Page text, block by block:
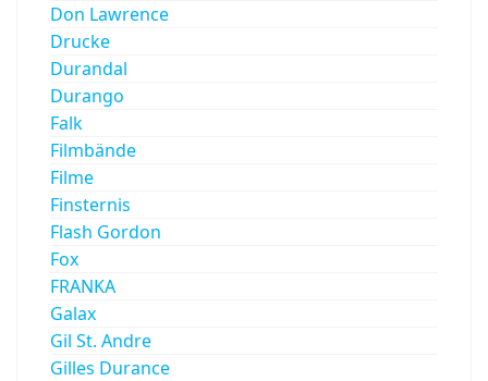
Don Lawrence
Drucke
Durandal
Durango
Falk
Filmbände
Filme
Finsternis
Flash Gordon
Fox
FRANKA
Galax
Gil St. Andre
Gilles Durance